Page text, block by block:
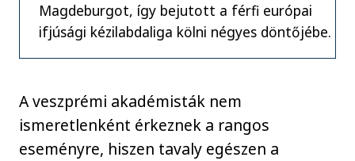
Magdeburgot, így bejutott a férfi európai
ifjúsági kézilabdaliga kölni négyes döntőjébe.
A veszprémi akadémisták nem
ismeretlenként érkeznek a rangos
eseményre, hiszen tavaly egészen a